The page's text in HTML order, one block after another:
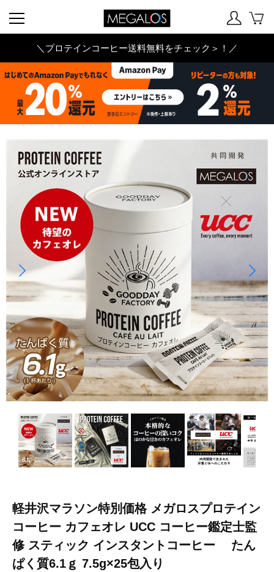
＼プロテインコーヒー送料無料をチェック＞！／
軽井沢マラソン特別価格 メガロスプロテイン
コーヒー カフェオレ UCC コーヒー鑑定士監
修 スティック インスタントコーヒー たん
ぱく質6.1ｇ 7.5g×25包入り